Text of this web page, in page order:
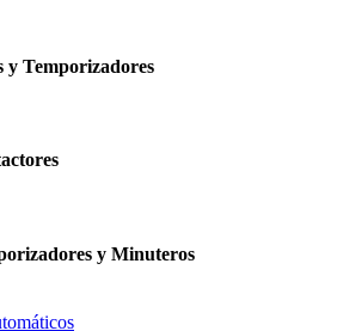
y Temporizadores
y Minuteros